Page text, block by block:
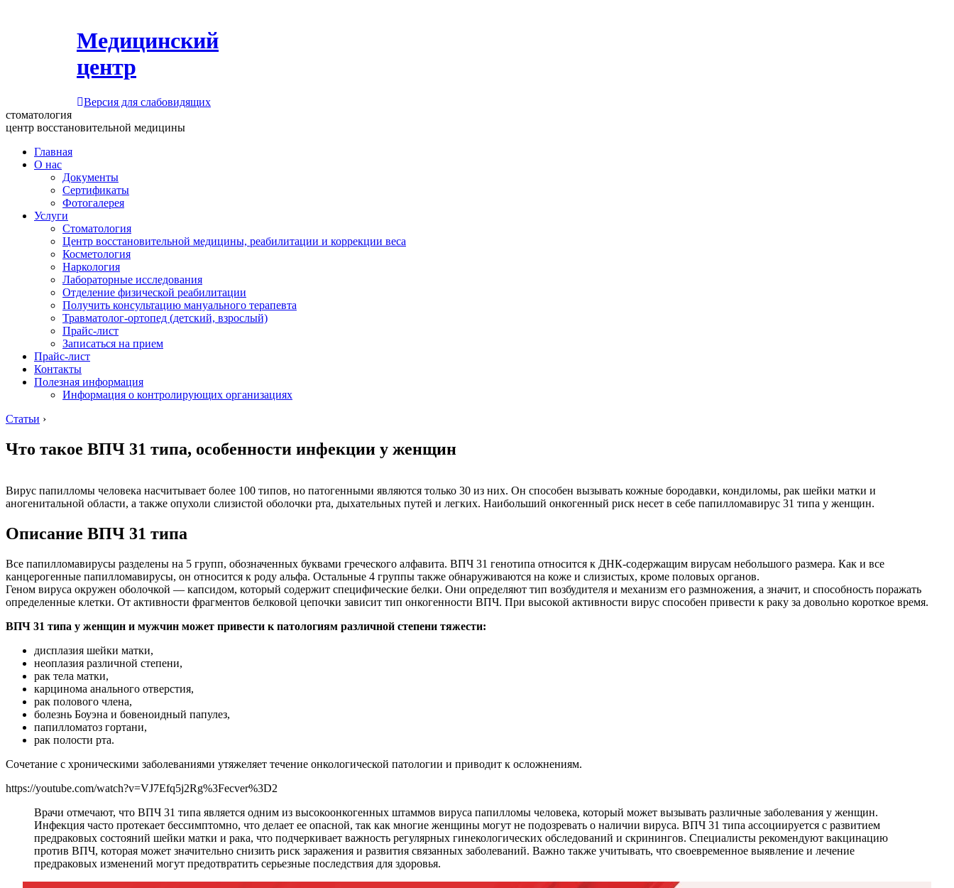
Медицинский
центр
Версия для слабовидящих
стоматология
центр восстановительной медицины
Главная
О нас
Документы
Сертификаты
Фотогалерея
Услуги
Стоматология
Центр восстановительной медицины, реабилитации и коррекции веса
Косметология
Наркология
Лабораторные исследования
Отделение физической реабилитации
Получить консультацию мануального терапевта
Травматолог-ортопед (детский, взрослый)
Прайс-лист
Записаться на прием
Прайс-лист
Контакты
Полезная информация
Информация о контролирующих организациях
Статьи ›
Что такое ВПЧ 31 типа, особенности инфекции у женщин
Вирус папилломы человека насчитывает более 100 типов, но патогенными являются только 30 из них. Он способен вызывать кожные бородавки, кондиломы, рак шейки матки и
аногенитальной области, а также опухоли слизистой оболочки рта, дыхательных путей и легких. Наибольший онкогенный риск несет в себе папилломавирус 31 типа у женщин.
Описание ВПЧ 31 типа
Все папилломавирусы разделены на 5 групп, обозначенных буквами греческого алфавита. ВПЧ 31 генотипа относится к ДНК-содержащим вирусам небольшого размера. Как и все
канцерогенные папилломавирусы, он относится к роду альфа. Остальные 4 группы также обнаруживаются на коже и слизистых, кроме половых органов.
Геном вируса окружен оболочкой — капсидом, который содержит специфические белки. Они определяют тип возбудителя и механизм его размножения, а значит, и способность поражать
определенные клетки. От активности фрагментов белковой цепочки зависит тип онкогенности ВПЧ. При высокой активности вирус способен привести к раку за довольно короткое время.
ВПЧ 31 типа у женщин и мужчин может привести к патологиям различной степени тяжести:
дисплазия шейки матки,
неоплазия различной степени,
рак тела матки,
карцинома анального отверстия,
рак полового члена,
болезнь Боуэна и бовеноидный папулез,
папилломатоз гортани,
рак полости рта.
Сочетание с хроническими заболеваниями утяжеляет течение онкологической патологии и приводит к осложнениям.
https://youtube.com/watch?v=VJ7Efq5j2Rg%3Fecver%3D2
Врачи отмечают, что ВПЧ 31 типа является одним из высокоонкогенных штаммов вируса папилломы человека, который может вызывать различные заболевания у женщин.
Инфекция часто протекает бессимптомно, что делает ее опасной, так как многие женщины могут не подозревать о наличии вируса. ВПЧ 31 типа ассоциируется с развитием
предраковых состояний шейки матки и рака, что подчеркивает важность регулярных гинекологических обследований и скринингов. Специалисты рекомендуют вакцинацию
против ВПЧ, которая может значительно снизить риск заражения и развития связанных заболеваний. Важно также учитывать, что своевременное выявление и лечение
предраковых изменений могут предотвратить серьезные последствия для здоровья.